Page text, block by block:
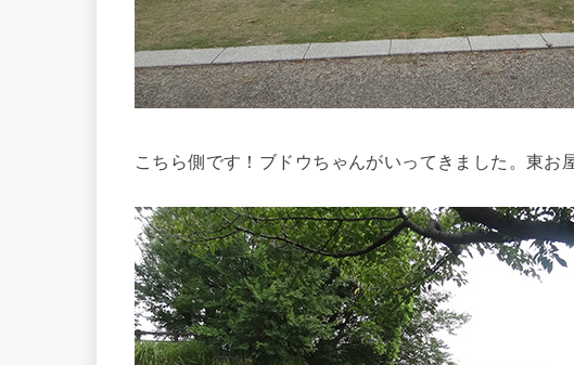
こちら側です！ブドウちゃんがいってきました。東お